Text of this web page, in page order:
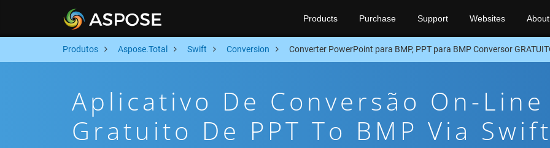
Products Purchase Support Websites About
Produtos Aspose.Total Swift Conversion Converter PowerPoint para BMP, PPT para BMP Conversor
Aplicativo De Conversão On-Line
Gratuito De PPT To BMP Via Swift